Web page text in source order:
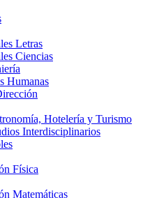
Letras
Ciencias
Humanas
Hotelería y Turismo
Interdisciplinarios
Física
Matemáticas